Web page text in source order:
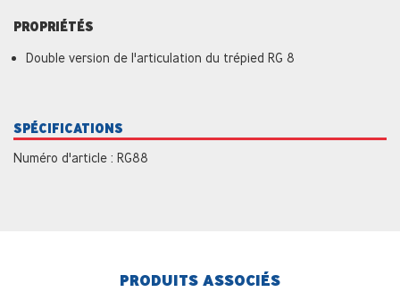
PROPRIÉTÉS
Double version de l'articulation du trépied RG 8
SPÉCIFICATIONS
Numéro d'article : RG88
PRODUITS ASSOCIÉS